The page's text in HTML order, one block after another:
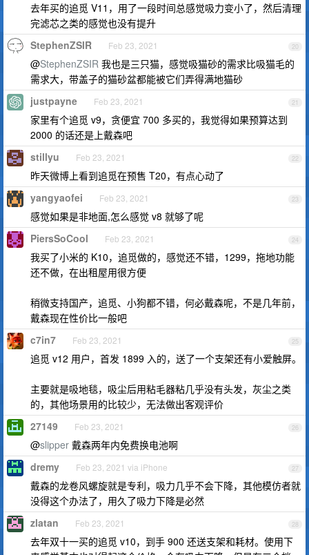
去年买的追觅 V11，用了一段时间总感觉吸力变小了，然后清理
完滤芯之类的感觉也没有提升
20
StephenZSIR Feb 23, 2021
@StephenZSIR 我也是三只猫，感觉吸猫砂的需求比吸猫毛的
需求大，带盖子的猫砂盆都能被它们弄得满地猫砂
21
justpayne Feb 23, 2021
家里有个追觅 v9，贪便宜 700 多买的，我觉得如果预算达到
2000 的话还是上戴森吧
22
stillyu Feb 23, 2021
昨天微博上看到追觅在预售 T20，有点心动了
23
yangyaofei Feb 23, 2021
感觉如果是非地面,怎么感觉 v8 就够了呢
24
PiersSoCool Feb 23, 2021
我买了小米的 K10，追觅做的，感觉还不错，1299，拖地功能
还不做，在出租屋用很方便
稍微支持国产，追觅、小狗都不错，何必戴森呢，不是几年前，
戴森现在性价比一般吧
25
c7in7 Feb 23, 2021
追觅 v12 用户，首发 1899 入的，送了一个支架还有小爱触屏。
主要就是吸地毯，吸尘后用粘毛器粘几乎没有头发，灰尘之类
的，其他场景用的比较少，无法做出客观评价
26
27149 Feb 23, 2021
@slipper 戴森两年内免费换电池啊
27
dremy Feb 23, 2021 via iPhone
戴森的龙卷风螺旋就是专利，吸力几乎不会下降，其他模仿者就
没得这个办法了，用久了吸力下降是必然
28
zlatan Feb 23, 2021
去年双十一买的追觅 v10，到手 900 还送支架和耗材。使用下